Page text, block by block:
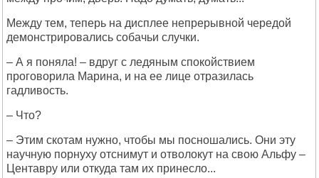
Между тем, теперь на дисплее непрерывной чередой
демонстрировались собачьи случки.
– А я поняла! – вдруг с ледяным спокойствием
проговорила Марина, и на ее лице отразилась
гадливость.
– Что?
– Этим скотам нужно, чтобы мы посношались. Они эту
научную порнуху отснимут и отволокут на свою Альфу –
Центавру или откуда там их принесло...